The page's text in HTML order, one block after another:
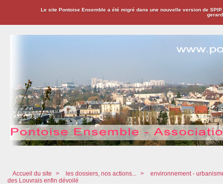
Le site Pontoise Ensemble a été migré dans une nouvelle version de
Accueil du site > les dossiers, nos actions... >
environnement -
des Louvrais enfin dévoilé